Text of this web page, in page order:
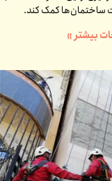
ساختمان‌ها کمک کند.
بیشتر »